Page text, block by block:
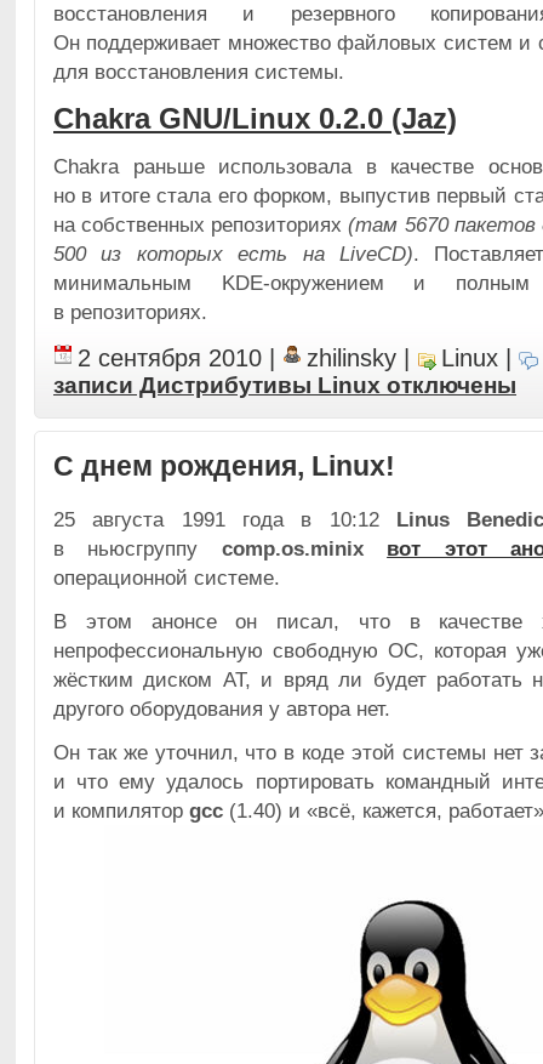
восстановления и резервного
Он поддерживает множество файловых систем и
для восстановления системы.
Chakra GNU/Linux 0.2.0 (Jaz)
Chakra раньше использовала в качестве
но в итоге стала его форком, выпустив первый
на собственных репозиториях (там 5670 пакетов
500 из которых есть на LiveCD).
минимальным KDE-окружением и
в репозиториях.
2 сентября 2010 zhilinsky Linux
записи Дистрибутивы Linux отключены
C днем рождения, Linux!
25 августа 1991 года в 10:12 Linus
в ньюсгруппу comp.os.minix
вот этот
операционной системе.
В этом анонсе он писал, что в качестве
непрофессиональную свободную ОС, которая
жёстким диском AT, и вряд ли будет работать
другого оборудования у автора нет.
Он так же уточнил, что в коде этой системы нет
и что ему удалось портировать командный
и компилятор gcc (1.40) и «всё, кажется,